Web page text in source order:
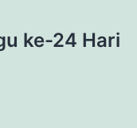
ke-24 Hari